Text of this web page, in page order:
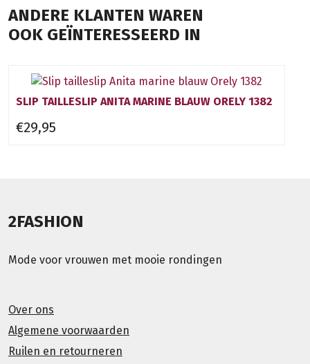
ANDERE KLANTEN WAREN
OOK GEÏNTERESSEERD IN
SLIP TAILLESLIP ANITA MARINE BLAUW ORELY 1382
€29,95
2FASHION
Mode voor vrouwen met mooie rondingen
Over ons
Algemene voorwaarden
Ruilen en retourneren